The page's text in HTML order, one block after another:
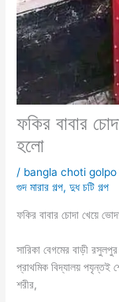
ফকির বাবার
হলো
/ bangla choti
গুদ মারার গল্প,দুধ চটি গল্প
ফকির বাবার চোদা খেয়ে
সারিকা বেগমের বাড়ী
প্রাথমিক বিদ্যালয় পযৃন্তই
শরীর,